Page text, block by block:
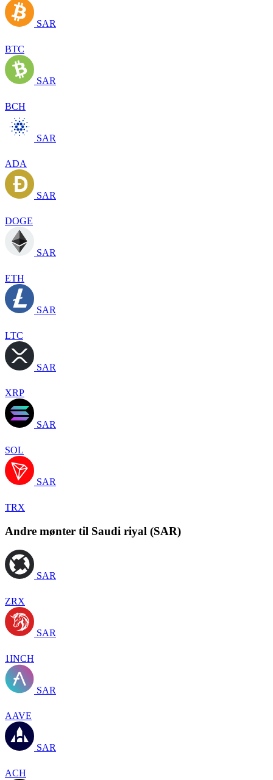
SAR
BTC
SAR
BCH
SAR
ADA
SAR
DOGE
SAR
ETH
SAR
LTC
SAR
XRP
SAR
SOL
SAR
TRX
Andre mønter til Saudi riyal (SAR)
SAR
ZRX
SAR
1INCH
SAR
AAVE
SAR
ACH